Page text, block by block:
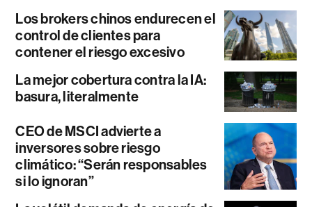
Los brokers chinos endurecen el
control de clientes para
contener el riesgo excesivo
La mejor cobertura contra la IA:
basura, literalmente
CEO de MSCI advierte a
inversores sobre riesgo
climático: “Serán responsables
si lo ignoran”